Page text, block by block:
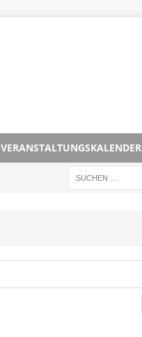
VERANSTALTUNGSKALENDER